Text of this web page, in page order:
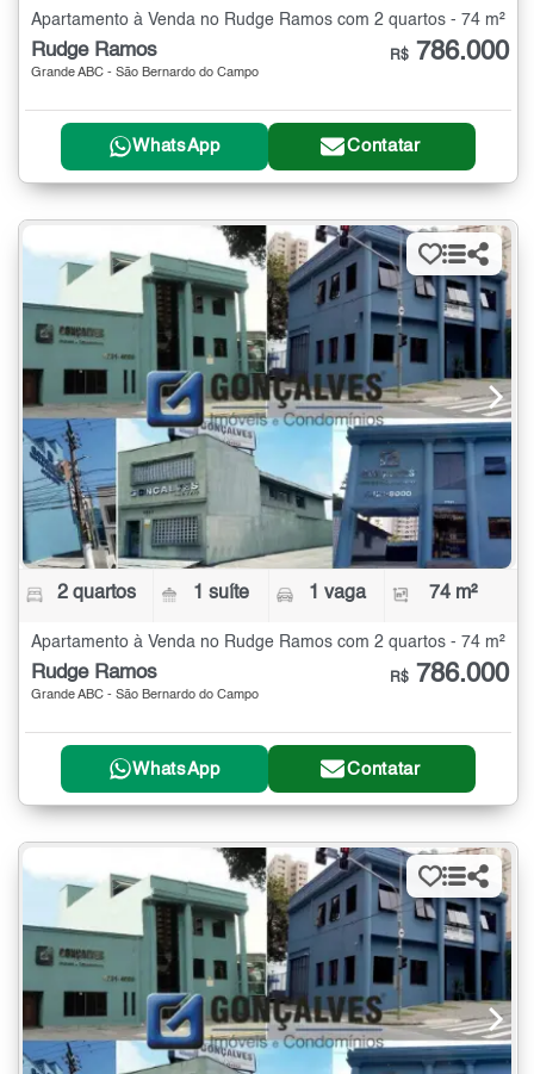
Apartamento à Venda no Rudge Ramos com 2 quartos - 74 m²
Rudge Ramos
Grande ABC - São Bernardo do Campo
R$ 786.000
WhatsApp Contatar
2 quartos 1 suíte 1 vaga 74 m²
Apartamento à Venda no Rudge Ramos com 2 quartos - 74 m²
Rudge Ramos
Grande ABC - São Bernardo do Campo
R$ 786.000
WhatsApp Contatar